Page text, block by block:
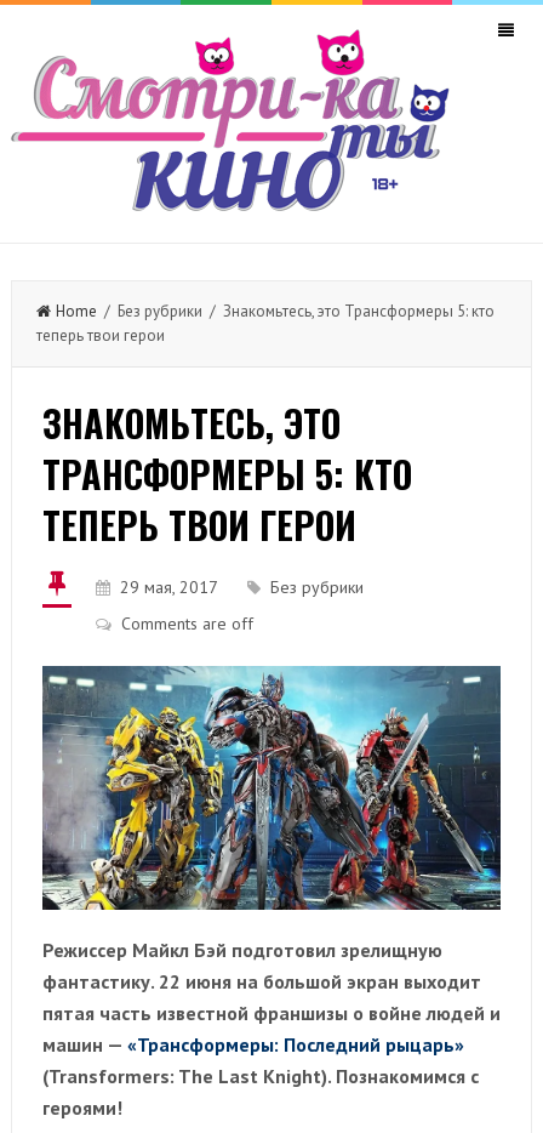
Home / Без рубрики / Знакомьтесь, это Трансформеры 5: кто
теперь твои герои
ЗНАКОМЬТЕСЬ, ЭТО
ТРАНСФОРМЕРЫ 5: КТО
ТЕПЕРЬ ТВОИ ГЕРОИ
29 мая, 2017
Без рубрики
Comments are off
Режиссер Майкл Бэй подготовил зрелищную
фантастику. 22 июня на большой экран выходит
пятая часть известной франшизы о войне людей и
машин — «Трансформеры: Последний рыцарь»
(Transformers: The Last Knight). Познакомимся с
героями!